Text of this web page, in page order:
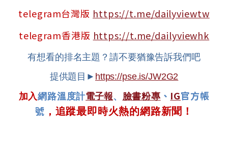
telegram台灣版 https://t.me/dailyviewtw
telegram香港版 https://t.me/dailyviewhk
有想看的排名主題？請不要猶豫告訴我們吧
提供題目► https://pse.is/JW2G2
加入網路溫度計電子報、 臉書粉專 、 IG官方帳
號 ，追蹤最即時火熱的網路新聞！